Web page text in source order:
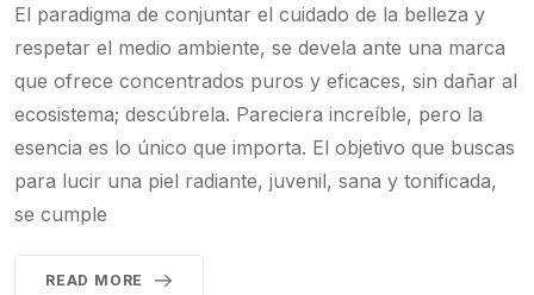
El paradigma de conjuntar el cuidado de la belleza y
respetar el medio ambiente, se devela ante una marca
que ofrece concentrados puros y eficaces, sin dañar al
ecosistema; descúbrela. Pareciera increíble, pero la
esencia es lo único que importa. El objetivo que buscas
para lucir una piel radiante, juvenil, sana y tonificada,
se cumple
READ MORE